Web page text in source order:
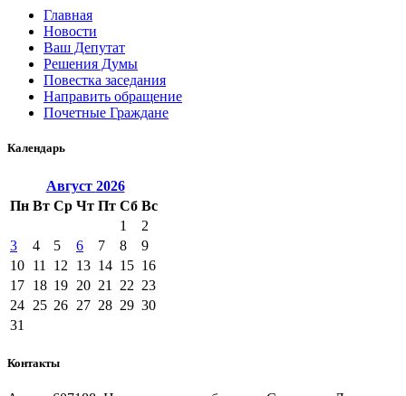
Главная
Новости
Ваш Депутат
Решения Думы
Повестка заседания
Направить обращение
Почетные Граждане
Календарь
Август 2026
Пн Вт Ср Чт Пт Сб Вс
1
2
3
4 5 6 7 8
9
10 11 12 13 14 15 16
17 18 19 20 21 22 23
24 25 26 27 28 29 30
31
Контакты